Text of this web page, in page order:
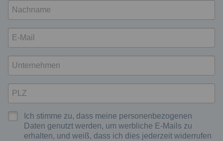
Ich stimme zu, dass meine personenbezogenen
Daten genutzt werden, um werbliche E-Mails zu
erhalten, und weiß, dass ich dies jederzeit widerrufen